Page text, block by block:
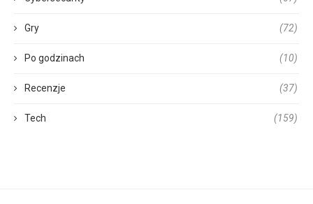
Gry (72)
Po godzinach (10)
Recenzje (37)
Tech (159)